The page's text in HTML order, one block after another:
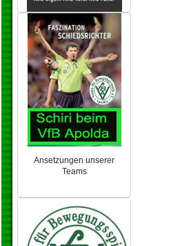
Ansetzungen unserer
Teams